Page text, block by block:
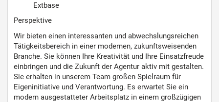
Extbase
Perspektive
Wir bieten einen interessanten und abwechslungsreichen
Tätigkeitsbereich in einer modernen, zukunftsweisenden
Branche. Sie können Ihre Kreativität und Ihre Einsatzfreude
einbringen und die Zukunft der Agentur aktiv mit gestalten.
Sie erhalten in unserem Team großen Spielraum für
Eigeninitiative und Verantwortung. Es erwartet Sie ein
modern ausgestatteter Arbeitsplatz in einem großzügigen